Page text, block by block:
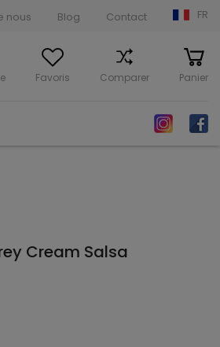
nous Blog Contact FR
Favoris Comparer Panier
Cream Salsa